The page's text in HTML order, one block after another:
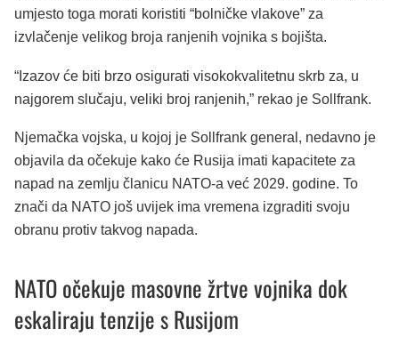
umjesto toga morati koristiti “bolničke vlakove” za
izvlačenje velikog broja ranjenih vojnika s bojišta.
“Izazov će biti brzo osigurati visokokvalitetnu skrb za, u
najgorem slučaju, veliki broj ranjenih,” rekao je Sollfrank.
Njemačka vojska, u kojoj je Sollfrank general, nedavno je
objavila da očekuje kako će Rusija imati kapacitete za
napad na zemlju članicu NATO-a već 2029. godine. To
znači da NATO još uvijek ima vremena izgraditi svoju
obranu protiv takvog napada.
NATO očekuje masovne žrtve vojnika dok
eskaliraju tenzije s Rusijom